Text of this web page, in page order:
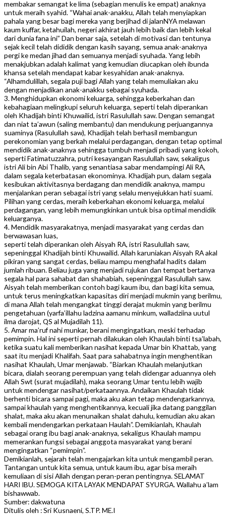
membakar semangat ke lima (sebagian menulis ke empat) anaknya
untuk meraih syahid. “Wahai anak-anakku, Allah telah menyiapkan
pahala yang besar bagi mereka yang berjihad di jalanNYA melawan
kaum kuffar, ketahuilah, negeri akhirat jauh lebih baik dan lebih kekal
dari dunia fana ini” Dan benar saja, setelah di motivasi dan tentunya
sejak kecil telah dididik dengan kasih sayang, semua anak-anaknya
pergi ke medan jihad dan semuanya menjadi syuhada. Yang lebih
menakjubkan adalah kalimat yang kemudian diucapkan oleh ibunda
khansa setelah mendapat kabar kesyahidan anak-anaknya.
“Alhamdulillah, segala puji bagi Allah yang telah memuliakan aku
dengan menjadikan anak-anakku sebagai syuhada.
3. Menghidupkan ekonomi keluarga, sehingga keberkahan dan
kebahagiaan melingkupi seluruh keluarga, seperti telah diperankan
oleh Khadijah binti Khuwailid, istri Rasulullah saw. Dengan semangat
dan niat ta’awun (saling membantu) dan mendukung perjuangannya
suaminya (Rasulullah saw), Khadijah telah berhasil membangun
perekonomian yang berkah melalui perdagangan, dengan tetap optimal
mendidik anak-anaknya sehingga tumbuh menjadi pribadi yang kokoh,
seperti Fatimatuzzahra, putri kesayangan Rasulullah saw, sekaligus
istri Ali bin Abi Thalib, yang senantiasa sabar mendampingi Ali RA,
dalam segala keterbatasan ekonominya. Khadijah pun, dalam segala
kesibukan aktivitasnya berdagang dan mendidik anaknya, mampu
menjalankan peran sebagai istri yang selalu menyejukkan hati suami.
Pilihan yang cerdas, meraih keberkahan ekonomi keluarga, melalui
perdagangan, yang lebih memungkinkan untuk bisa optimal mendidik
keluarganya.
4. Mendidik masyarakatnya, menjadi masyarakat yang cerdas dan
berwawasan luas,
seperti telah diperankan oleh Aisyah RA, istri Rasulullah saw,
sepeninggal Khadijah binti Khuwailid. Allah karuniakan Aisyah RA akal
pikiran yang sangat cerdas, beliau mampu menghafal hadits dalam
jumlah ribuan. Beliau juga yang menjadi rujukan dan tempat bertanya
segala hal para sahabat dan shahabiah, sepeninggal Rasulullah saw.
Aisyah telah memberikan contoh bagi kaum ibu, dan bagi kita semua,
untuk terus meningkatkan kapasitas diri menjadi mukmin yang berilmu,
di mana Allah telah mengangkat tinggi derajat mukmin yang berilmu
pengetahuan (yarfa’illahu ladzina aamanu minkum, walladziina uutul
ilma darojat, QS al Mujadilah 11).
5. Amar ma’ruf nahi munkar, berani mengingatkan, meski terhadap
pemimpin. Hal ini seperti pernah dilakukan oleh Khaulah binti tsa’labah,
ketika suatu kali memberikan nasihat kepada Umar bin Khattab, yang
saat itu menjadi Khalifah. Saat para sahabatnya ingin menghentikan
nasihat Khaulah, Umar menjawab. “Biarkan Khaulah melanjutkan
bicara, dialah seorang perempuan yang telah didengar aduannya oleh
Allah Swt (surat mujadilah), maka seorang Umar tentu lebih wajib
untuk mendengar nasihat/perkataannya. Andaikan Khaulah tidak
berhenti bicara sampai pagi, maka aku akan tetap mendengarkannya,
sampai khaulah yang menghentikannya, kecuali jika datang panggilan
shalat, maka aku akan menunaikan shalat dahulu, kemudian aku akan
kembali mendengarkan perkataan Haulah”. Demikianlah, Khaulah
sebagai orang ibu bagi anak-anaknya, sekaligus Khaulah mampu
memerankan fungsi sebagai anggota masyarakat yang berani
mengingatkan “pemimpin”.
Demikianlah, sejarah telah mengajarkan kita untuk mengambil peran.
Tantangan untuk kita semua, untuk kaum ibu, agar bisa meraih
kemuliaan di sisi Allah dengan peran-peran pentingnya. SELAMAT
HARI IBU. SEMOGA KITA LAYAK MENDAPAT SYURGA. Wallahu a’lam
bishawwab.
Sumber: dakwatuna
Ditulis oleh : Sri Kusnaeni, S.TP. ME.I